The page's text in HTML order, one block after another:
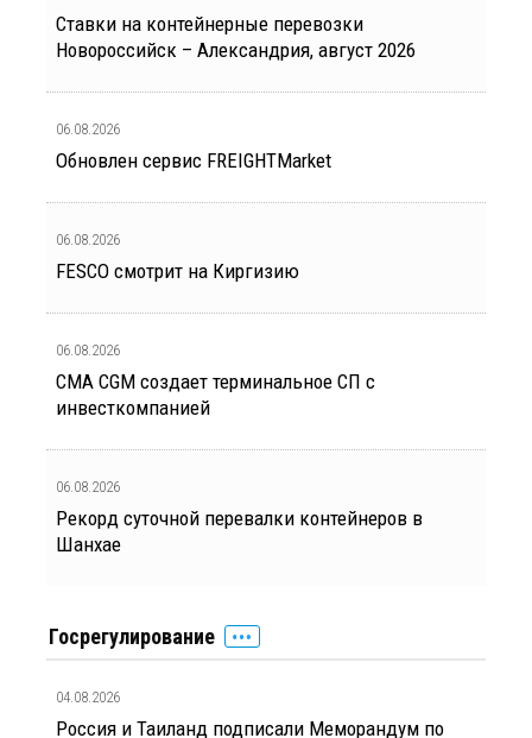
Ставки на контейнерные перевозки
Новороссийск – Александрия, август 2026
06.08.2026
Обновлен сервис FREIGHTMarket
06.08.2026
FESCO смотрит на Киргизию
06.08.2026
CMA CGM создает терминальное СП с
инвесткомпанией
06.08.2026
Рекорд суточной перевалки контейнеров в
Шанхае
Госрегулирование
04.08.2026
Россия и Таиланд подписали Меморандум по